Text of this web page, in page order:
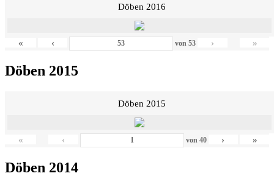
Döben 2016
« ‹ von53 › »
Döben 2015
Döben 2015
« ‹ von 40 › »
Döben 2014